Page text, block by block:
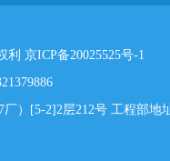
利 京ICP备20025525号-1
）[5-2]2层212号 工程部地